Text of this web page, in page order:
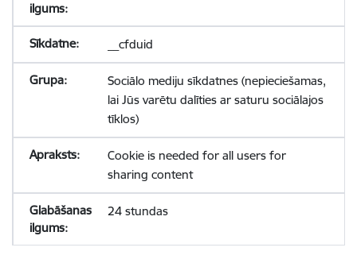
__cfduid
Sociālo mediju sīkdatnes (nepieciešamas,
lai Jūs varētu dalīties ar saturu sociālajos
tīklos)
Cookie is needed for all users for
sharing content
24 stundas